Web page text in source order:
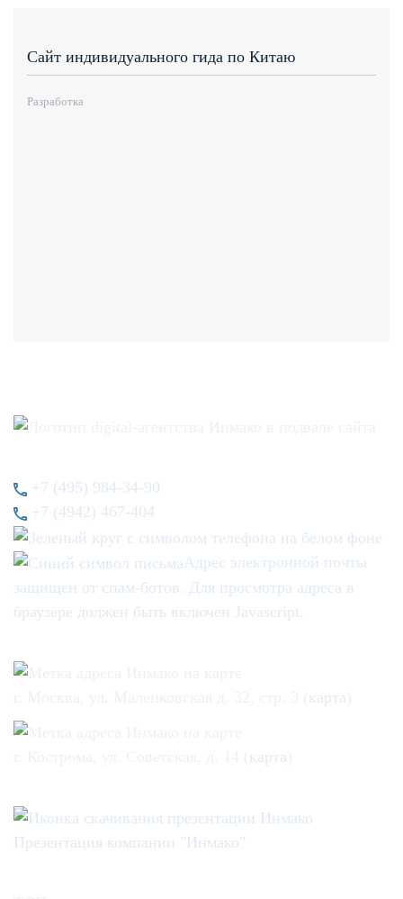
Сайт индивидуального гида по Китаю
Разработка
+7 (495) 984-34-90
+7 (4942) 467-404
Адрес электронной почты
защищен от спам-ботов. Для просмотра адреса в
браузере должен быть включен Javascript.
карта
карта
Презентация компании "Инмако"